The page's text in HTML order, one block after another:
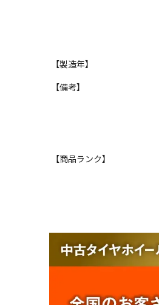
【製造年】
【備考】
【商品ランク】